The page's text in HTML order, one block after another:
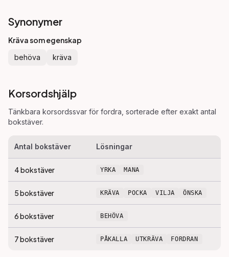
Synonymer
Kräva som egenskap
behöva kräva
Korsordshjälp
Tänkbara korsordssvar för fordra , sorterade efter exakt antal
bokstäver.
Antal bokstäver Lösningar
4bokstäver YRKA MANA
5bokstäver KRÄVA POCKA VILJA ÖNSKA
6bokstäver BEHÖVA
7bokstäver PÅKALLA UTKRÄVA FORDRAN